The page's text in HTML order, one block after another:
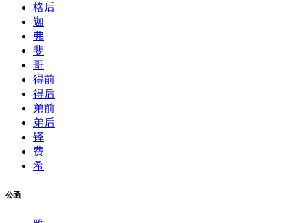
格后
迦
弗
斐
哥
得前
得后
弟前
弟后
铎
费
希
公函